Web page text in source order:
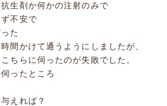
生剤か何かの注射のみで
不安で
た
間かけて通うようにしましたが、
ちらに伺ったのが失敗でした。
ったところ
えれば？